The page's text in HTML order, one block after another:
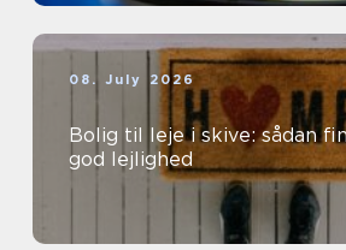
08. July 2026
Bolig til leje i skive: sådan
god lejlighed